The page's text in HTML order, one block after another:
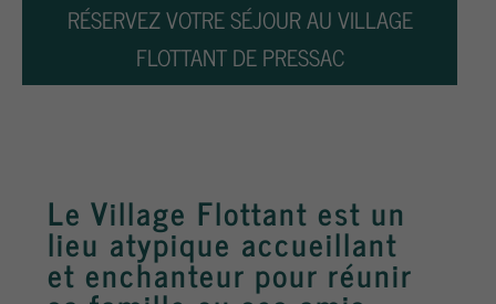
RÉSERVEZ VOTRE SÉJOUR AU VILLAGE
FLOTTANT DE PRESSAC
Le Village Flottant est un
lieu atypique accueillant
et enchanteur pour réunir